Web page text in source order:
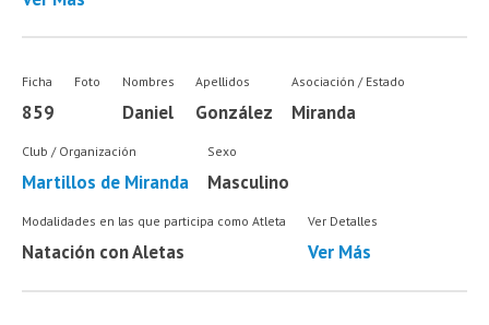
Ficha
859
Foto Nombres
Daniel
Apellidos
González
Asociación / Estado
Miranda
Club / Organización
Martillos de Miranda
Sexo
Masculino
Modalidades en las que participa como Atleta
Natación con Aletas
Ver Detalles
Ver Más